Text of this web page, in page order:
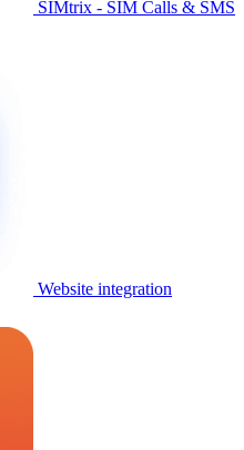
SIMtrix - SIM Calls & SMS
Website integration